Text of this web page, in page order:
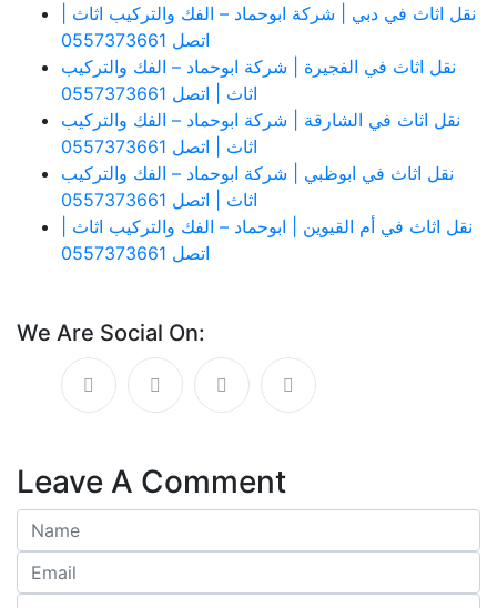
نقل اثاث في دبي | شركة ابوحماد – الفك والتركيب اثاث |
اتصل 0557373661
نقل اثاث في الفجيرة | شركة ابوحماد – الفك والتركيب
اثاث | اتصل 0557373661
نقل اثاث في الشارقة | شركة ابوحماد – الفك والتركيب
اثاث | اتصل 0557373661
نقل اثاث في ابوظبي | شركة ابوحماد – الفك والتركيب
اثاث | اتصل 0557373661
نقل اثاث في أم القيوين | ابوحماد – الفك والتركيب اثاث |
اتصل 0557373661
We Are Social On:
Leave A Comment